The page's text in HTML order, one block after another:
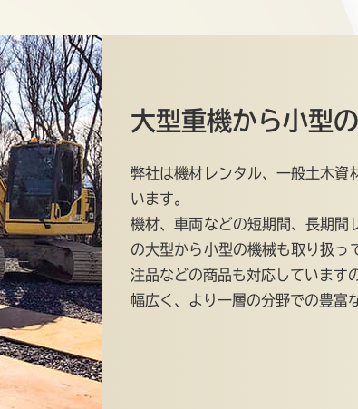
大型重機から小型
弊社は機材レンタル、一般土木資
います。
機材、車両などの短期間、長期間
の大型から小型の機械も取り扱っ
注品などの商品も対応しています
幅広く、より一層の分野での豊富